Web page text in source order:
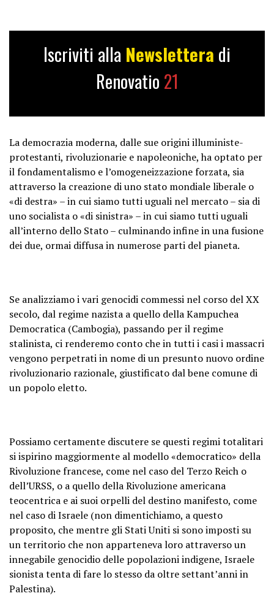
Iscriviti alla Newslettera di
Renovatio 21
La democrazia moderna, dalle sue origini illuministe-
protestanti, rivoluzionarie e napoleoniche, ha optato per
il fondamentalismo e l’omogeneizzazione forzata, sia
attraverso la creazione di uno stato mondiale liberale o
«di destra» – in cui siamo tutti uguali nel mercato – sia di
uno socialista o «di sinistra» – in cui siamo tutti uguali
all’interno dello Stato – culminando infine in una fusione
dei due, ormai diffusa in numerose parti del pianeta.
Se analizziamo i vari genocidi commessi nel corso del XX
secolo, dal regime nazista a quello della Kampuchea
Democratica (Cambogia), passando per il regime
stalinista, ci renderemo conto che in tutti i casi i massacri
vengono perpetrati in nome diun presunto nuovo ordine
rivoluzionario razionale, giustificato dal bene comune di
un popolo eletto.
Possiamo certamente discutere se questi regimi totalitari
si ispirino maggiormente al modello «democratico» della
Rivoluzione francese, come nel caso del Terzo Reich o
dell’URSS, o a quello della Rivoluzione americana
teocentrica e ai suoi orpelli del destino manifesto, come
nel caso di Israele (non dimentichiamo, a questo
proposito, che mentre gli Stati Uniti si sono imposti su
un territorio che non apparteneva loro attraverso un
innegabile genocidio delle popolazioni indigene, Israele
sionista tenta di fare lo stesso da oltre settant’anni in
Palestina).